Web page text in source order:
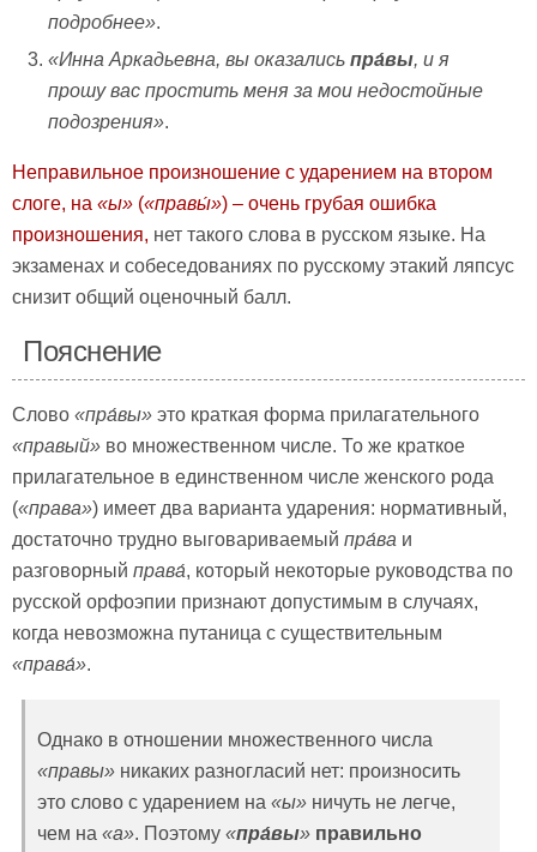
подробнее».
«Инна Аркадьевна, вы оказалисьпра́вы, и я
прошу вас простить меня за мои недостойные
подозрения».
Неправильное произношение с ударением на втором
слоге, на «ы» («правы́») – очень грубая ошибка
произношения, нет такого слова в русском языке. На
экзаменах и собеседованиях по русскому этакий ляпсус
снизит общий оценочный балл.
Пояснение
Слово «пра́вы» это краткая форма прилагательного
«правый» во множественном числе. То же краткое
прилагательное в единственном числе женского рода
(«права») имеет два варианта ударения: нормативный,
достаточно трудно выговариваемый пра́ва и
разговорный права́, который некоторые руководства по
русской орфоэпии признают допустимым в случаях,
когда невозможна путаница с существительным
«права́».
Однако в отношении множественного числа
«правы» никаких разногласий нет: произносить
это слово с ударением на «ы» ничуть не легче,
чем на «а». Поэтому «пра́вы» правильно